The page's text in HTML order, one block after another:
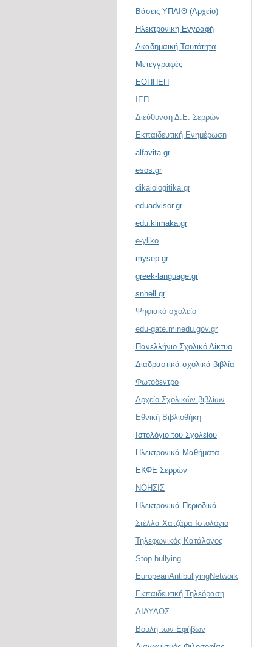
Βάσεις ΥΠΑΙΘ (Αρχείο)
Ηλεκτρονική Eγγραφή
Ακαδημαϊκή Ταυτότητα
Μετεγγραφές
ΕΟΠΠΕΠ
ΙΕΠ
Διεύθυνση Δ.Ε. Σερρών
Εκπαιδευτική Ενημέρωση
alfavita.gr
esos.gr
dikaiologitika.gr
eduadvisor.gr
edu.klimaka.gr
e-yliko
mysep.gr
greek-language.gr
snhell.gr
Ψηφιακό σχολείο
edu-gate.minedu.gov.gr
Πανελλήνιο Σχολικό Δίκτυο
Διαδραστικά σχολικά βιβλία
Φωτόδεντρο
Αρχείο Σχολικών βιβλίων
Εθνική Βιβλιοθήκη
Ιστολόγιο του Σχολείου
Ηλεκτρονικά Μαθήματα
ΕΚΦΕ Σερρών
ΝΟΗΣΙΣ
Ηλεκτρονικά Περιοδικά
Στέλλα Χατζάρα Ιστολόγιο
Τηλεφωνικός Κατάλογος
Stop bullying
EuropeanAntibullyingNetwork
Εκπαιδευτική Τηλεόραση
ΔΙΑΥΛΟΣ
Βουλή των Εφήβων